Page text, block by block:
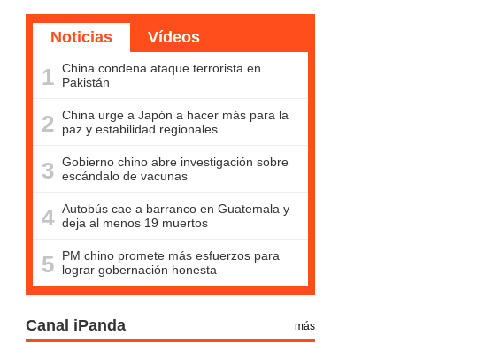
Noticias Vídeos
1 China condena ataque terrorista en
Pakistán
2 China urge a Japón a hacer más para la
paz y estabilidad regionales
3 Gobierno chino abre investigación sobre
escándalo de vacunas
4 Autobús cae a barranco en Guatemala y
deja al menos 19 muertos
5
PM chino promete más esfuerzos para
lograr gobernación honesta
Canal iPanda más